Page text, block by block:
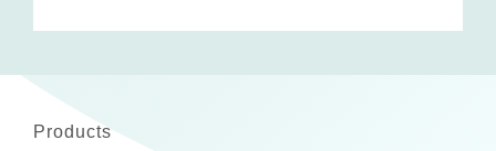
Products